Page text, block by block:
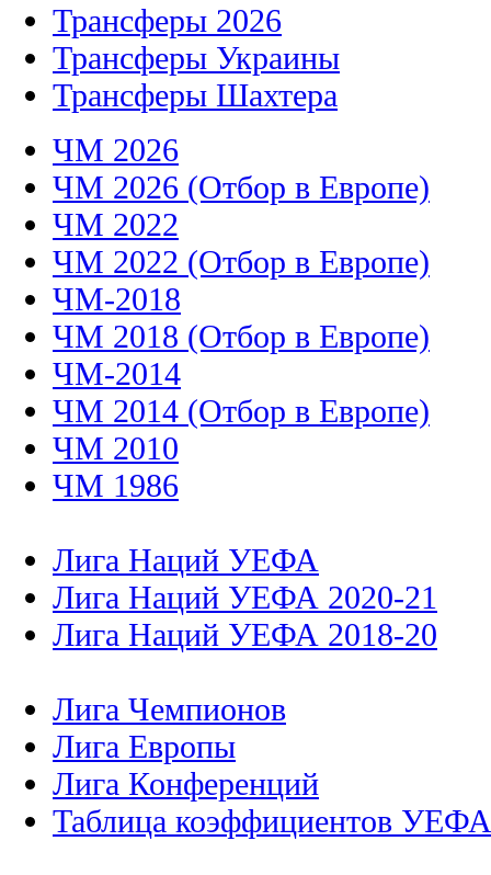
Трансферы 2026
Трансферы Украины
Трансферы Шахтера
ЧМ 2026
ЧМ 2026 (Отбор в Европе)
ЧМ 2022
ЧМ 2022 (Отбор в Европе)
ЧМ-2018
ЧМ 2018 (Отбор в Европе)
ЧМ-2014
ЧМ 2014 (Отбор в Европе)
ЧМ 2010
ЧМ 1986
Лига Наций УЕФА
Лига Наций УЕФА 2020-21
Лига Наций УЕФА 2018-20
Лига Чемпионов
Лига Европы
Лига Конференций
Таблица коэффициентов УЕФА